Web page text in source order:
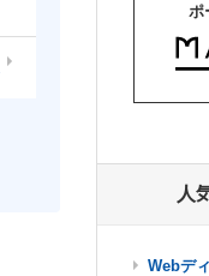
ポ
人
Webデ